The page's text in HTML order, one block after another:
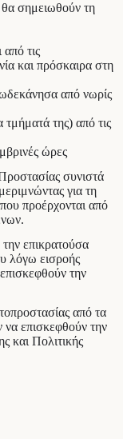
θα σημειωθούν τη
τις
και πρόσκαιρα στη
από νωρίς
της) από τις
ώρες
συνιστά
για τη
προέρχονται από
την επικρατούσα
λόγω εισροής
την
από τα
να επισκεφθούν την
και Πολιτικής